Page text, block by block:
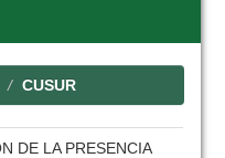
CUSUR
DE LA PRESENCIA